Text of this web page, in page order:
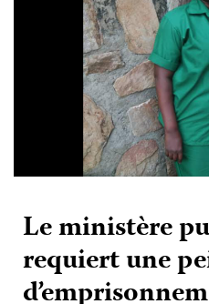
Le ministère
requiert une